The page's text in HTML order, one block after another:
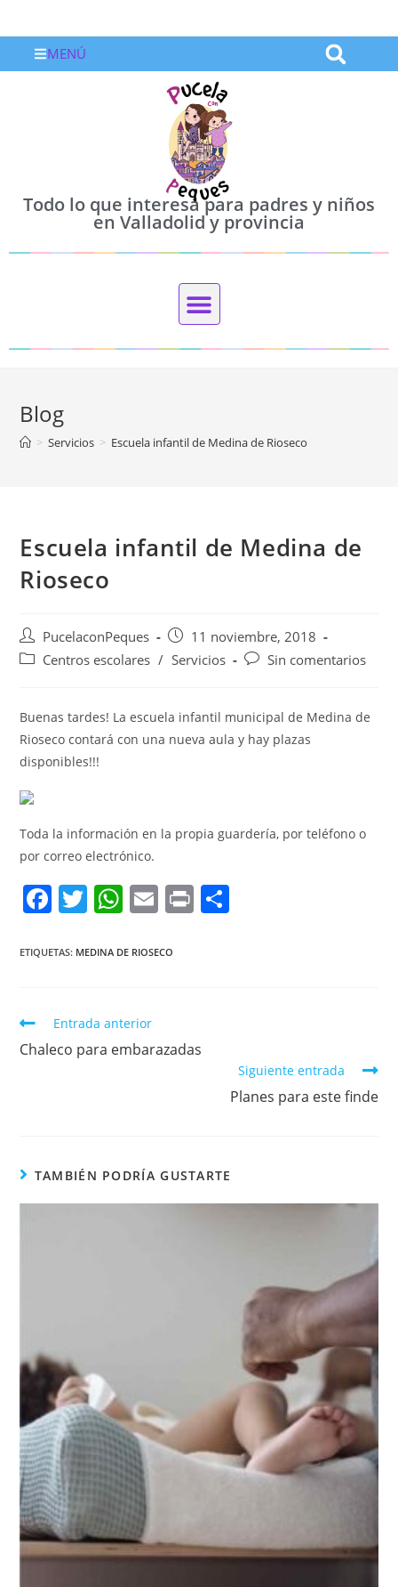
MENÚ
Todo lo que interesa para padres y niños
en Valladolid y provincia
Blog
> Servicios > Escuela infantil de Medina de Rioseco
Escuela infantil de Medina de
Rioseco
PucelaconPeques
11 noviembre, 2018
Centros escolares / Servicios Sin comentarios
Buenas tardes! La escuela infantil municipal de Medina de
Rioseco contará con una nueva aula y hay plazas
disponibles!!!
Toda la información en la propia guardería, por teléfono o
por correo electrónico.
F
c
b
o
T
itt
W
at
A
p
E
ai
Pr
ETIQUETAS: MEDINA DE RIOSECO
Entrada anterior
Chaleco para embarazadas
Siguiente entrada
Planes para este finde
TAMBIÉN PODRÍA GUSTARTE